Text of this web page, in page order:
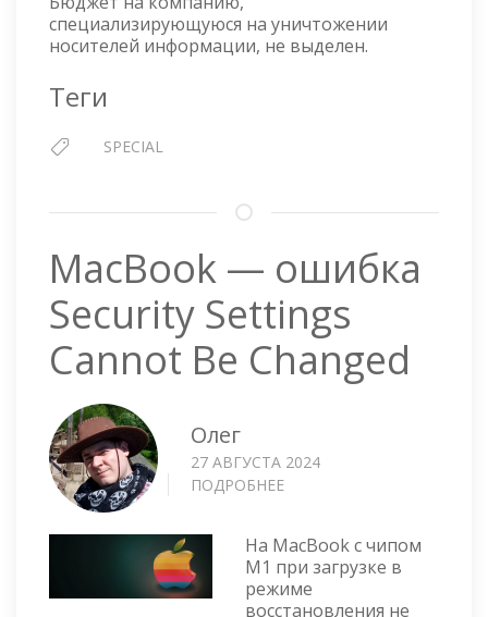
специализирующуюся на уничтожении
носителей информации, не выделен.
Теги
SPECIAL
MacBook — ошибка
Security Settings
Cannot Be Changed
Олег
27 АВГУСТА 2024
ПОДРОБНЕЕ
ОШИБКА
SECURITY
SETTINGS
На MacBook с чипом
M1 при загрузке в
режиме
восстановления не